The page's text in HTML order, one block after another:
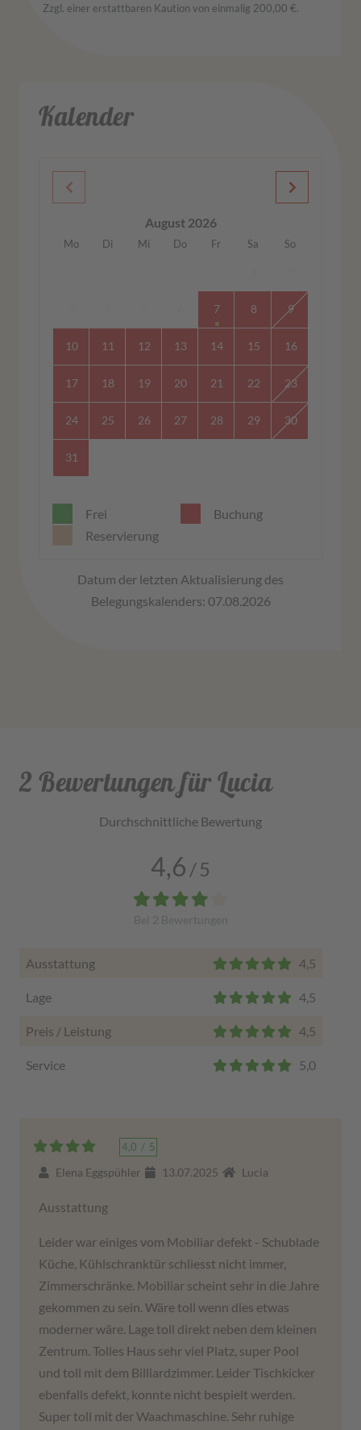
Zzgl. einer erstattbaren Kaution von einmalig 200,00 €.
Kalender
August 2026
Mo Di Mi Do Fr Sa So
7 8 9
10 11 12 13 14 15 16
17 18 19 20 21 22 23
24 25 26 27 28 29 30
31
Frei
Buchung
Reservierung
Datum der letzten Aktualisierung des
Belegungskalenders: 07.08.2026
2 Bewertungen für Lucia
Durchschnittliche Bewertung
4,6 /5
Bei 2 Bewertungen
Ausstattung 4,5
Lage 4,5
Preis / Leistung 4,5
Service 5,0
4,0 / 5
Elena Eggspühler 13.07.2025 Lucia
Ausstattung
Leider war einiges vom Mobiliar defekt - Schublade
Küche, Kühlschranktür schliesst nicht immer,
Zimmerschränke. Mobiliar scheint sehr in die Jahre
gekommen zu sein. Wäre toll wenn dies etwas
moderner wäre. Lage toll direkt neben dem kleinen
Zentrum. Tolles Haus sehr viel Platz, super Pool
und toll mit dem Billiardzimmer. Leider Tischkicker
ebenfalls defekt, konnte nicht bespielt werden.
Super toll mit der Waachmaschine. Sehr ruhige